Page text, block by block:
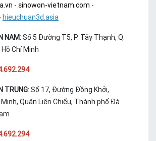
- sinowon-vietnam.com -
hieuchuan3d.asia
NAM:Số 5 Đường T5, P. Tây Thạnh, Q.
Chí Minh
TRUNG: Số 17, Đường Đồng Khởi,
Quận Liên Chiểu, Thành phố Đà